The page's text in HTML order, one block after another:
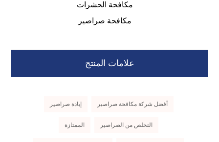
مكافحة الحشرات
مكافحة صراصير
علامات المنتج
أفضل شركة مكافحة صراصير إبادة صراصير
التخلص من الصراصير الممتازة